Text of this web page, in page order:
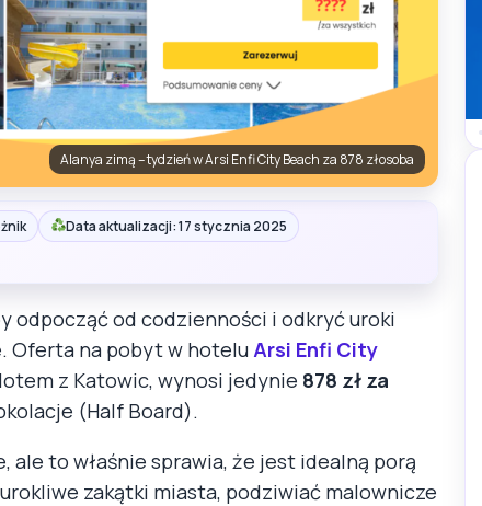
Alanya zimą – tydzień w Arsi Enfi City Beach za 878 złosoba
Data aktualizacji: 17 stycznia 2025
odpocząć od codzienności i odkryć uroki
Oferta na pobyt w hotelu Arsi Enfi City
z Katowic, wynosi jedynie 878 zł za
(Half Board).
ale to właśnie sprawia, że jest idealną porą
zakątki miasta, podziwiać malownicze